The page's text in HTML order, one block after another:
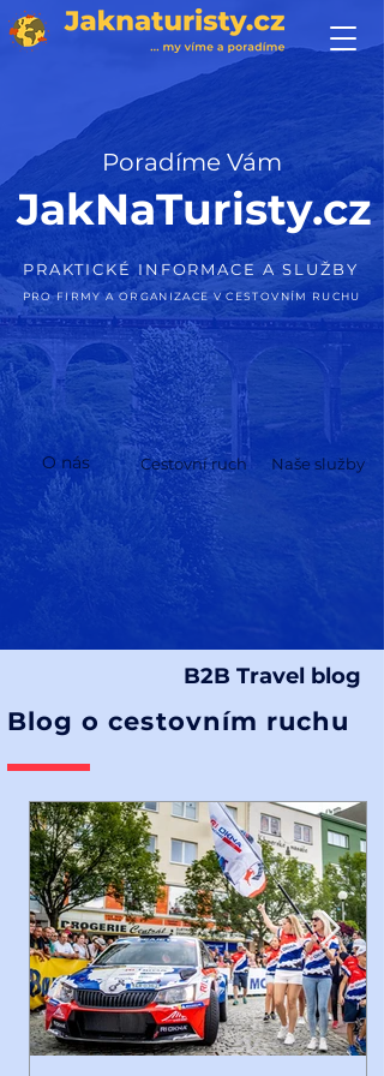
Poradíme Vám
JakNaTuristy.cz
PRAKTICKÉ INFORMACE A SLUŽBY
PRO FIRMY A ORGANIZACE V CESTOVNÍM RUCHU
O nás Cestovní ruch Naše služby
B2B Travel blog
Blog o cestovním ruchu